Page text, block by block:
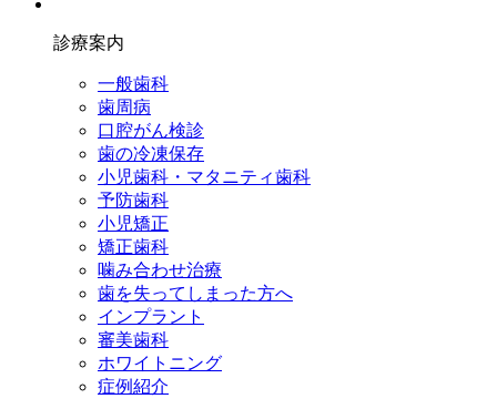
診療案内
一般歯科
歯周病
口腔がん検診
歯の冷凍保存
小児歯科・マタニティ歯科
予防歯科
小児矯正
矯正歯科
噛み合わせ治療
歯を失ってしまった方へ
インプラント
審美歯科
ホワイトニング
症例紹介